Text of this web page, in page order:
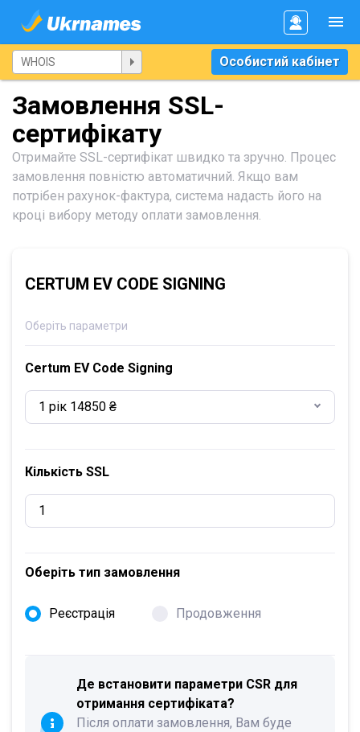
Особистий кабінет
Замовлення SSL-
сертифікату
Отримайте SSL-сертифікат швидко та зручно. Процес
замовлення повністю автоматичний. Якщо вам
потрібен рахунок-фактура, система надасть його на
кроці вибору методу оплати замовлення.
CERTUM EV CODE SIGNING
Оберіть параметри
Certum EV Code Signing
1 рік 14850 ₴
Кількість SSL
Оберіть тип замовлення
Реєстрація Продовження
Де встановити параметри CSR для
отримання сертифіката?
Після оплати замовлення, Вам буде